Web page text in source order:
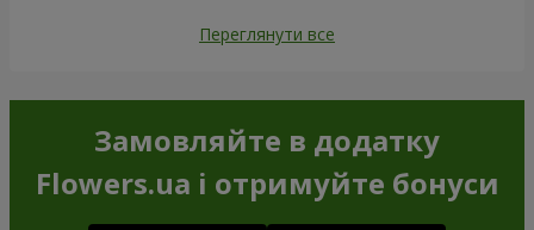
Переглянути все
Замовляйте в додатку
Flowers.ua і отримуйте бонуси